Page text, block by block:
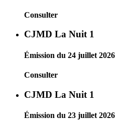
Consulter
CJMD La Nuit 1
Émission du 24 juillet 2026
Consulter
CJMD La Nuit 1
Émission du 23 juillet 2026